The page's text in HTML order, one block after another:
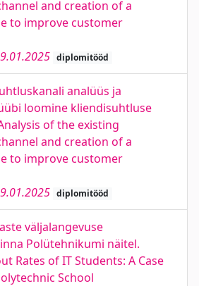
and creation of a
to improve customer
diplomitööd
analüüs ja
loomine kliendisuhtluse
of the existing
and creation of a
to improve customer
diplomitööd
väljalangevuse
Polütehnikumi näitel.
Rates of IT Students: A Case
School